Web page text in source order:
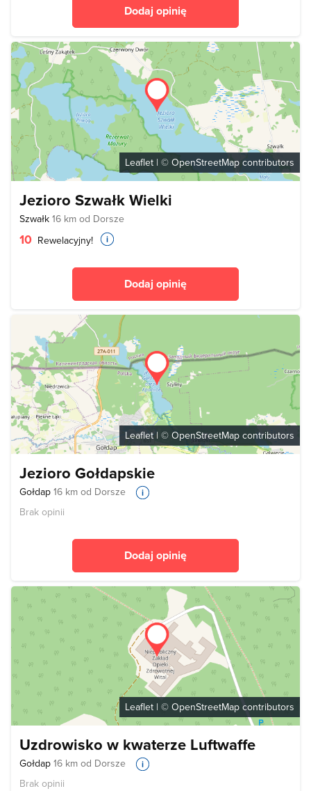
Dodaj opinię
Leaflet | © OpenStreetMap contributors
Jezioro Szwałk Wielki
Szwałk 16 km od Dorsze
10 Rewelacyjny!
Dodaj opinię
Leaflet| © OpenStreetMap contributors
Jezioro Gołdapskie
Gołdap 16 km od Dorsze
Brak opinii
Dodaj opinię
Leaflet | © OpenStreetMap contributors
Uzdrowisko w kwaterze Luftwaffe
Gołdap 16 km od Dorsze
Brak opinii